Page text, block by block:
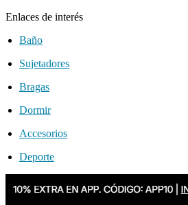
Enlaces de interés
Baño
Sujetadores
Bragas
Dormir
Accesorios
Deporte